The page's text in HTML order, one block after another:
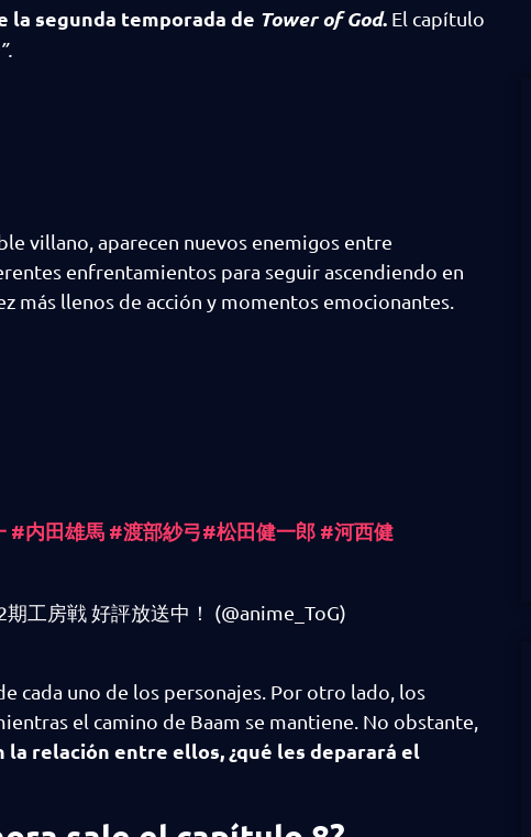
la segunda temporada de Tower of God. El capítulo
villano, aparecen nuevos enemigos entre
enfrentamientos para seguir ascendiendo en
más llenos de acción y momentos emocionantes.
#内田雄馬 #渡部紗弓#松田健一郎 #河西健
工房戦 好評放送中！ (@anime_ToG)
cada uno de los personajes. Por otro lado, los
el camino de Baam se mantiene. No obstante,
relación entre ellos, ¿qué les deparará el